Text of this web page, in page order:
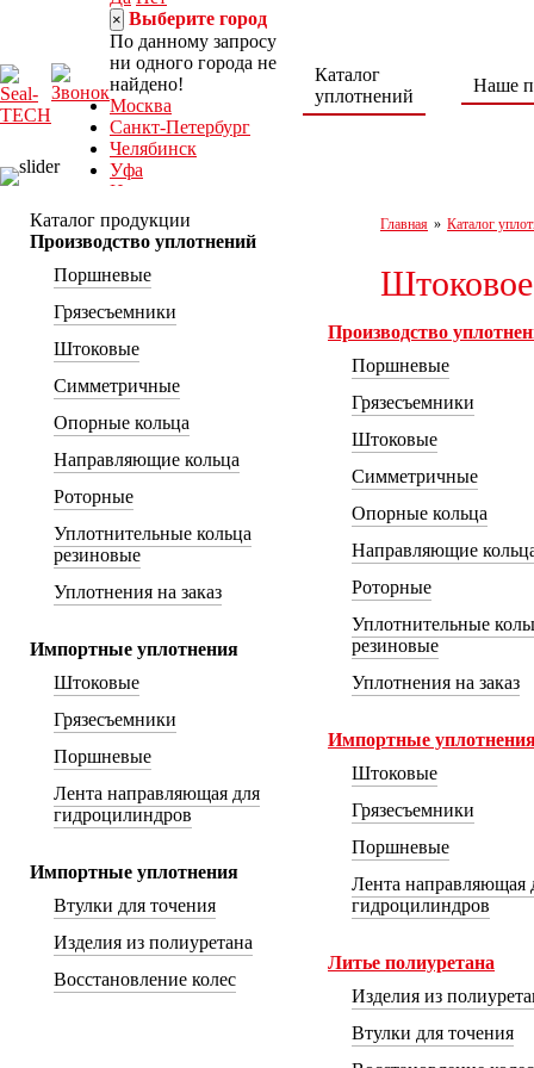
× Выберите город
По данному запросу
ни одного города не
найдено!
Москва
Санкт-Петербург
Челябинск
Уфа
Норильск
Нижний Тагил
Ростов-на-Дону
seal-tech@mail.ru
Пн-Пт: 9:00 – 18:00
г. Ростов-на-Дону,
ул. Каширская, 9/53а
Каталог
уплотнений
Наше
Каталог продукции
Производство уплотнений
Поршневые
Грязесъемники
Штоковые
Симметричные
Опорные кольца
Направляющие кольца
Роторные
Уплотнительные кольца
резиновые
Уплотнения на заказ
Импортные уплотнения
Штоковые
Грязесъемники
Поршневые
Лента направляющая для
гидроцилиндров
Импортные уплотнения
Втулки для точения
Изделия из полиуретана
Восстановление колес
Главная » Каталог
Производство
Поршневые
Грязесъемники
Штоковые
Симметричные
Опорные кольца
Направляющие
Роторные
Уплотнительные
резиновые
Уплотнения на заказ
Импортные
Штоковые
Грязесъемники
Поршневые
Лента направляющая
гидроцилиндров
Литье полиуретана
Изделия из
Втулки для точения